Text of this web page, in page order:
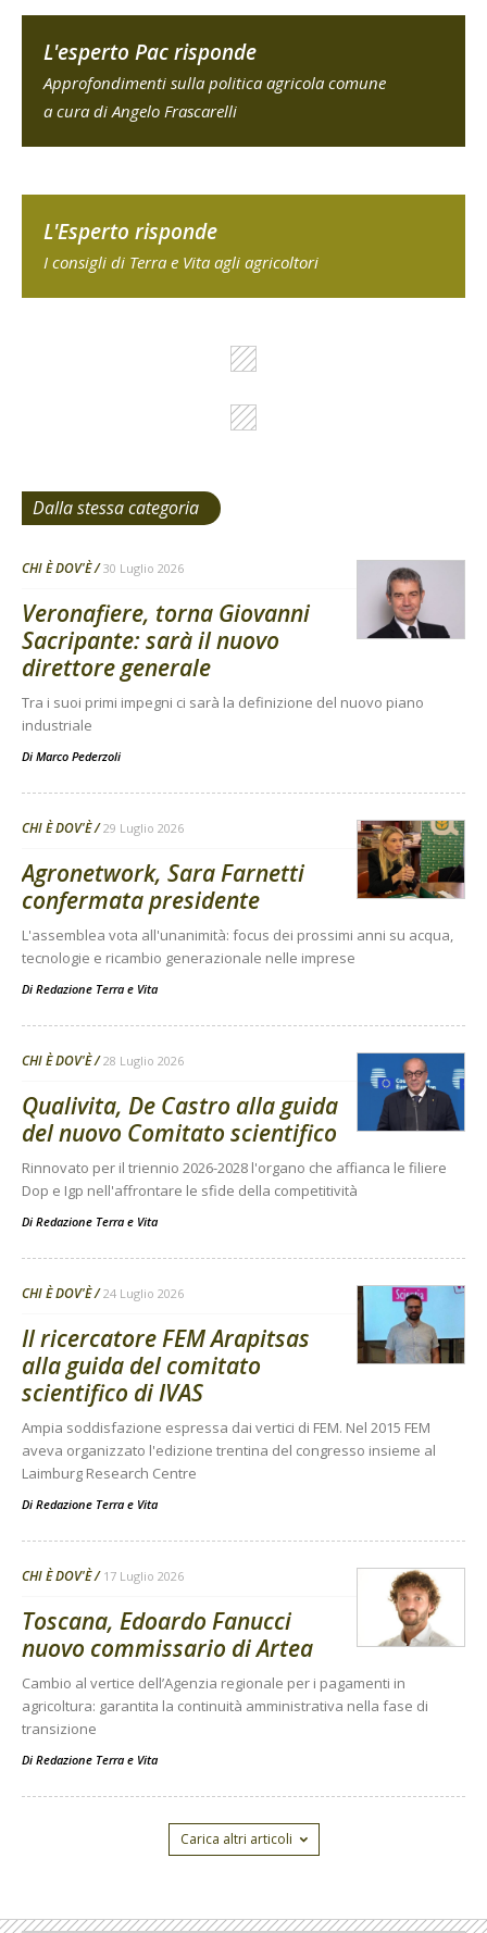
L'esperto Pac risponde
Approfondimenti sulla politica agricola comune
a cura di Angelo Frascarelli
L'Esperto risponde
I consigli di Terra e Vita agli agricoltori
Dalla stessa categoria
CHI È DOV'È 30 Luglio 2026
Veronafiere, torna Giovanni
Sacripante: sarà il nuovo
direttore generale
Tra i suoi primi impegni ci sarà la definizione del nuovo piano
industriale
Di Marco Pederzoli
CHI È DOV'È 29 Luglio 2026
Agronetwork, Sara Farnetti
confermata presidente
L'assemblea vota all'unanimità: focus dei prossimi anni su acqua,
tecnologie e ricambio generazionale nelle imprese
Di Redazione Terra e Vita
CHI È DOV'È 28 Luglio 2026
Qualivita, De Castro alla guida
del nuovo Comitato scientifico
Rinnovato per il triennio 2026-2028 l'organo che affianca le filiere
Dop e Igp nell'affrontare le sfide della competitività
Di Redazione Terra e Vita
CHI È DOV'È 24 Luglio 2026
Il ricercatore FEM Arapitsas
alla guida del comitato
scientifico di IVAS
Ampia soddisfazione espressa dai vertici di FEM. Nel 2015 FEM
aveva organizzato l'edizione trentina del congresso insieme al
Laimburg Research Centre
Di Redazione Terra e Vita
CHI È DOV'È 17 Luglio 2026
Toscana, Edoardo Fanucci
nuovo commissario di Artea
Cambio al vertice dell’Agenzia regionale per i pagamenti in
agricoltura: garantita la continuità amministrativa nella fase di
transizione
Di Redazione Terra e Vita
Carica altri articoli